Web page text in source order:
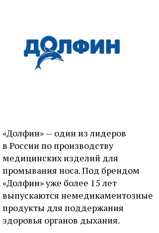
«Долфин» — один из лидеров
в России по производству
медицинских изделий для
промывания носа. Под брендом
«Долфин» уже более 15 лет
выпускаются немедикаментозные
продукты для поддержания
здоровья органов дыхания.